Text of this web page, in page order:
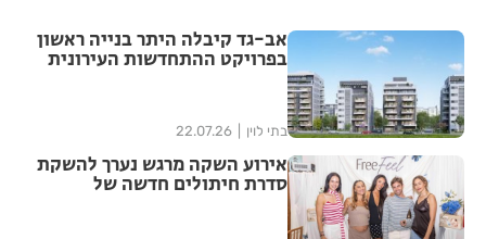
אב-גד קיבלה היתר בנייה ראשון
בפרויקט ההתחדשות העירונית
בתי לוין 22.07.26
אירוע השקה מרגש נערך להשקת
סדרת חיתולים חדשה של